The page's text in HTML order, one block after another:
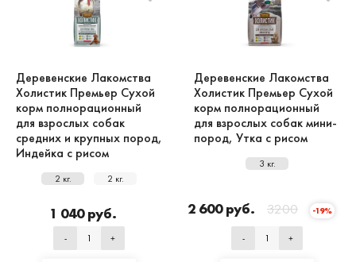
Деревенские Лакомства
Холистик Премьер Сухой
корм полнорационный
для взрослых собак
средних и крупных пород,
Индейка с рисом
2 кг. 2 кг.
1 040 руб.
- +
Деревенские Лакомства
Холистик Премьер Сухой
корм полнорационный
для взрослых собак мини-
пород, Утка с рисом
3 кг.
2 600 руб. 3200 -19%
- +